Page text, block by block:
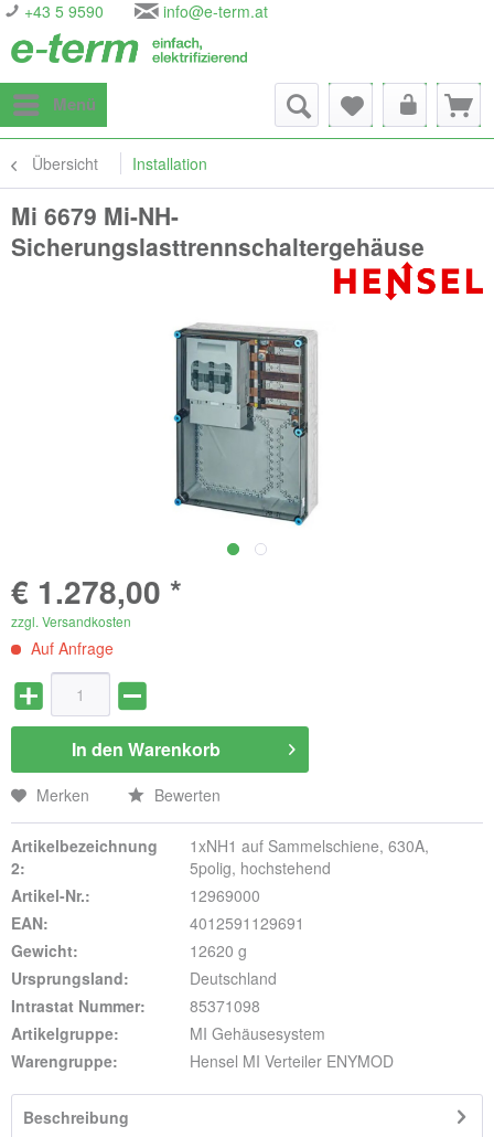
+43 5 9590 info@e-term.at
Menü
Übersicht Installation
Mi 6679 Mi-NH-
Sicherungslasttrennschaltergehäuse
€ 1.278,00 *
zzgl. Versandkosten
Auf Anfrage
In den Warenkorb
Merken Bewerten
Artikelbezeichnung
2:
1xNH1 auf Sammelschiene, 630A,
5polig, hochstehend
Artikel-Nr.:
12969000
EAN:
4012591129691
Gewicht:
12620 g
Ursprungsland:
Deutschland
Intrastat Nummer:
85371098
Artikelgruppe:
MI Gehäusesystem
Warengruppe:
Hensel MI Verteiler ENYMOD
Beschreibung